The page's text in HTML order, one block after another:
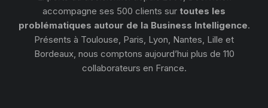
accompagne ses 500 clients sur toutes les
problématiques autour de la Business Intelligence.
Présents à Toulouse, Paris, Lyon, Nantes, Lille et
Bordeaux, nous comptons aujourd’hui plus de 110
collaborateurs en France.